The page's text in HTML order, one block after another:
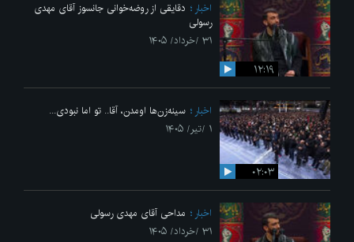
۱۲:۱۹
اخبار
دقایقی از روضه‌خوانی جانسوز آقای مهدی
رسولی
۳۱ /خرداد/ ۱۴۰۵
۰۲:۰۳
اخبار
سینه‌زن‌ها اومدن،‌ آقا.. تو اما نبودی...
۱ /تیر/ ۱۴۰۵
اخبار
مداحی آقای مهدی رسولی
۳۱ /خرداد/ ۱۴۰۵